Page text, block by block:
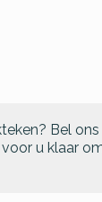
Bel
u klaar